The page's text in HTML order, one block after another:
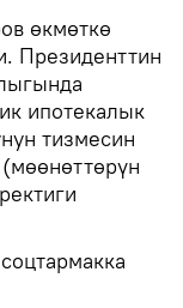
өкмөткө
Президенттин
ипотекалык
тизмесин